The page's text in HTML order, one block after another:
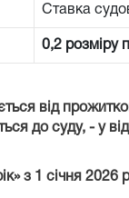
Ставка
0,2 розміру
від
до суду, - у
з 1 січня